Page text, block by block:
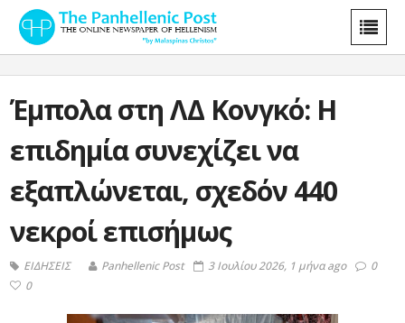
Έμπολα στη ΛΔ Κονγκό: Η
επιδημία συνεχίζει να
εξαπλώνεται, σχεδόν 440
νεκροί επισήμως
ΕΙΔΗΣΕΙΣ Panhellenic Post 3 Ιουλίου 2026, 1 μήνα ago
0
0